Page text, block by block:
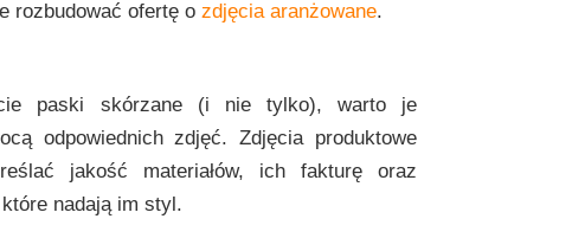
rozbudować ofertę o zdjęcia aranżowane.
paski skórzane (i nie tylko), warto je
odpowiednich zdjęć. Zdjęcia produktowe
jakość materiałów, ich fakturę oraz
które nadają im styl.